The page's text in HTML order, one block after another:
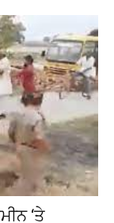
‘ਤੇ